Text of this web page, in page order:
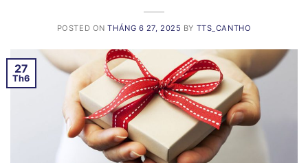
POSTED ONTHÁNG 6 27, 2025 BY TTS_CANTHO
27
Th6